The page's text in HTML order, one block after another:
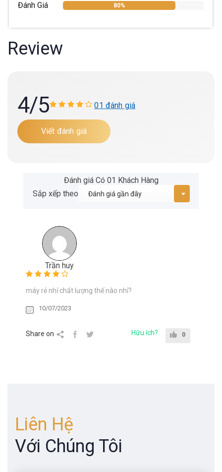
Đánh Giá 80%
Review
4/5 01 đánh giá
Viết đánh giá
Đánh giá Có 01 Khách Hàng
Sắp xếp theo
Trần huy
máy rẻ nhỉ chất lượng thế nào nhỉ?
10/07/2023
Share on Hữu ích? 0
Liên Hệ
Với Chúng Tôi